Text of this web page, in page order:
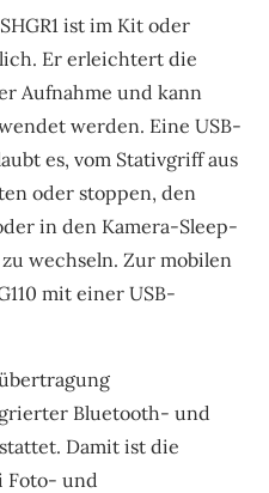
ist im Kit oder
Er erleichtert die
Aufnahme und kann
werden. Eine USB-
es, vom Stativgriff aus
oder stoppen, den
in den Kamera-Sleep-
wechseln. Zur mobilen
mit einer USB-
Bluetooth- und
Damit ist die
Foto- und